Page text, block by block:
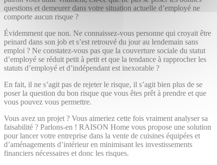
questions et demeurer dans votre situation actuelle d’employé ne
comporte aucun risque ?
Évidemment que non. Ne connaissez-vous personne qui croyait être
peinard dans son job et s’est retrouvé du jour au lendemain sans
emploi ? Ne constatez-vous pas que la couverture sociale du statut
d’employé se réduit petit à petit et que la tendance à rapprocher les
statuts d’employé et d’indépendant est inexorable ?
En fait, il ne s’agit pas de rejeter le risque, il s’agit bien plus de se
poser la question du bon risque que vous êtes prêt à prendre et que
vous pouvez vous permettre.
Vous avez un projet ? Vous aimeriez cette fois vraiment analyser sa
faisabilité ? Parlons-en ! RAISON Home vous propose une solution
pour lancer votre entreprise dans la vente de cuisines équipées et
d’aménagements d’intérieur en minimisant les investissements
financiers nécessaires et donc les risques.